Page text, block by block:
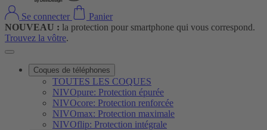
Se connecter
Panier
NOUVEAU : la protection pour smartphone qui vous correspond.
Trouvez la vôtre.
Coques de téléphones
TOUTES LES COQUES
NIVOpure: Protection épurée
NIVOcore: Protection renforcée
NIVOmax: Protection maximale
NIVOflip: Protection intégrale